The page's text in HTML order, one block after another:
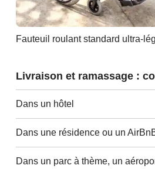
Fauteuil roulant standard ultra-
Livraison et ramassage :
Dans un hôtel
Dans une résidence ou un
Dans un parc à thème, un